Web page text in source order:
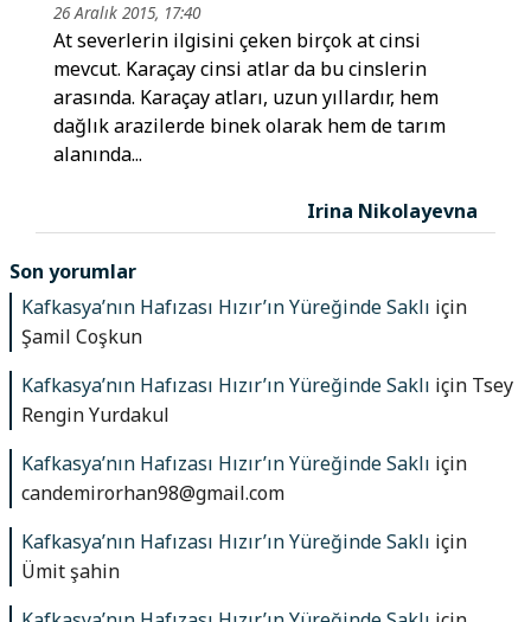
26 Aralık 2015, 17:40
At severlerin ilgisini çeken birçok at cinsi
mevcut. Karaçay cinsi atlar da bu cinslerin
arasında. Karaçay atları, uzun yıllardır, hem
dağlık arazilerde binek olarak hem de tarım
alanında...
Irina Nikolayevna
Son yorumlar
Kafkasya’nın Hafızası Hızır’ın Yüreğinde Saklı için
Şamil Coşkun
Kafkasya’nın Hafızası Hızır’ın Yüreğinde Saklı için Tsey
Rengin Yurdakul
Kafkasya’nın Hafızası Hızır’ın Yüreğinde Saklı için
candemirorhan98@gmail.com
Kafkasya’nın Hafızası Hızır’ın Yüreğinde Saklı için
Ümit şahin